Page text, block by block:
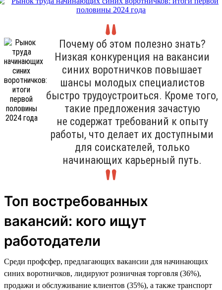
Почему об этом полезно знать?
Низкая конкуренция на вакансии
синих воротничков повышает
шансы молодых специалистов
быстро трудоустроиться. Кроме того,
такие предложения зачастую
не содержат требований к опыту
работы, что делает их доступными
для соискателей, только
начинающих карьерный путь.
Топ востребованных
вакансий: кого ищут
работодатели
Среди профсфер, предлагающих вакансии для начинающих
синих воротничков, лидируют розничная торговля (36%),
продажи и обслуживание клиентов (35%), а также транспорт